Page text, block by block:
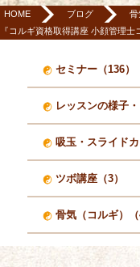
HOME ブログ
骨
『コルギ資格取得講座 小顔管理士
セミナー（136）
レッスンの様子
吸玉・スライドカ
ツボ講座（3）
骨気（コルギ）（